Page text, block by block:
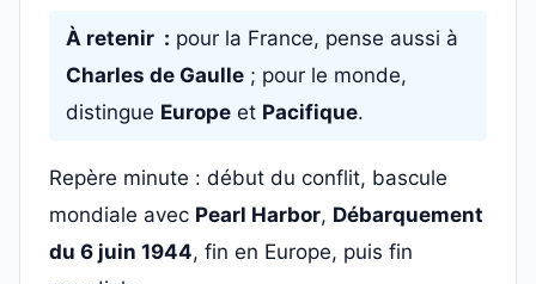
À retenir : pour la France, pense aussi à
Charles de Gaulle ; pour le monde,
distingue Europe et Pacifique.
Repère minute : début du conflit, bascule
mondiale avec Pearl Harbor, Débarquement
du 6 juin 1944, fin en Europe, puis fin